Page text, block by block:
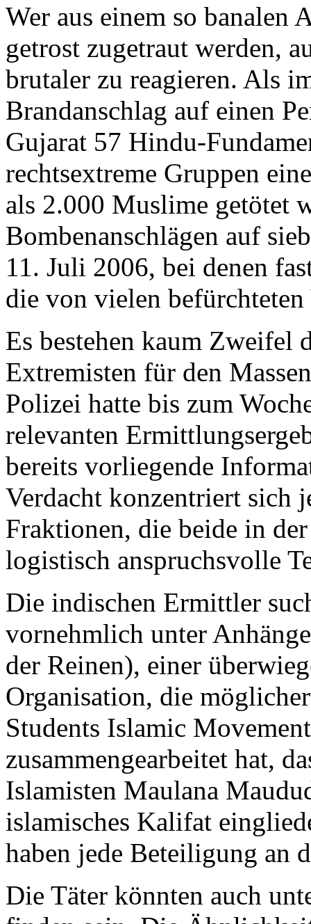
Wer aus einem so banalen
getrost zugetraut werden,
brutaler zu reagieren. Als
Brandanschlag auf einen
Gujarat 57 Hindu-
rechtsextreme Gruppen
als 2.000 Muslime getötet
Bombenanschlägen auf
11. Juli 2006, bei denen
die von vielen
Es bestehen kaum Zweifel
Extremisten für den
Polizei hatte bis zum
relevanten
bereits vorliegende
Verdacht konzentriert sich
Fraktionen, die beide in
logistisch anspruchsvolle
Die indischen Ermittler
vornehmlich unter
der Reinen), einer
Organisation, die
Students Islamic
zusammengearbeitet hat,
Islamisten Maulana
islamisches Kalifat
haben jede Beteiligung an
Die Täter könnten auch